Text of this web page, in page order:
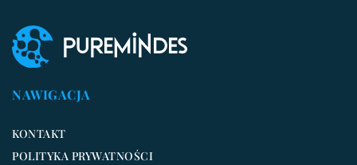
NAWIGACJA
KONTAKT
POLITYKA PRYWATNOŚCI